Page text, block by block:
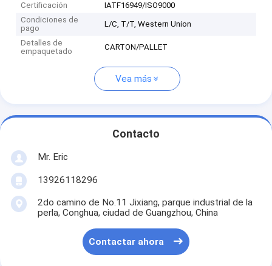
Certificación
IATF16949/ISO9000
Condiciones de
pago
L/C, T/T, Western Union
Detalles de
empaquetado
CARTON/PALLET
Vea más
Contacto
Mr. Eric
13926118296
2do camino de No.11 Jixiang, parque industrial de la
perla, Conghua, ciudad de Guangzhou, China
Contactar ahora